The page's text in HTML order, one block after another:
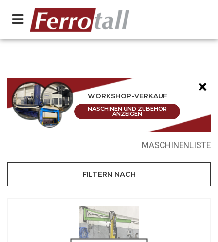
×
WORKSHOP-VERKAUF
MASCHINEN UND ZUBEHÖR
ANZEIGEN
MASCHINENLISTE
FILTERN NACH